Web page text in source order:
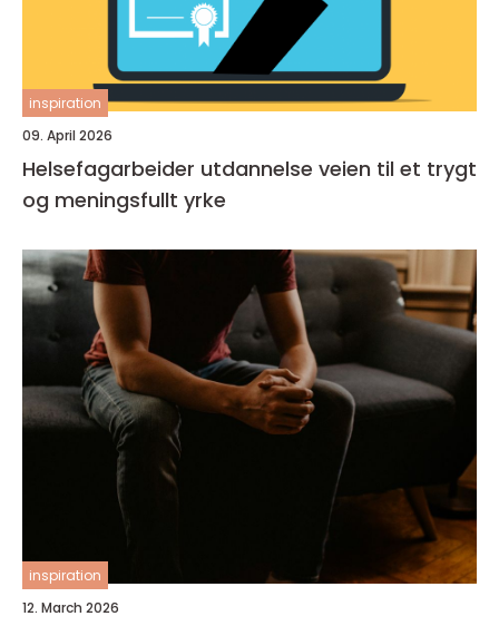
inspiration
09. April 2026
Helsefagarbeider utdannelse veien til et trygt
og meningsfullt yrke
inspiration
12. March 2026